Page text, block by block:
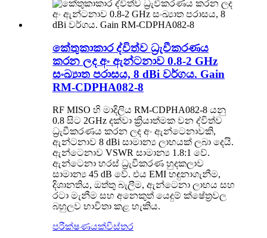
කේතුකාකාර ද්විත්ව ධ්‍රැවීකරණය
කරන ලද අං ඇන්ටනාව 0.8-2 GHz
සංඛ්‍යාත පරාසය, 8 dBi වර්ගය. Gain
RM-CDPHA082-8
RF MISO හි මාදිලිය RM-CDPHA082-8 යනු
0.8 සිට 2GHz දක්වා ක්‍රියාත්මක වන ද්විත්ව
ධ්‍රැවීකරණය කරන ලද අං ඇන්ටෙනාවකි,
ඇන්ටනාව 8 dBi සාමාන්‍ය ලාභයක් ලබා දෙයි.
ඇන්ටෙනාව VSWR සාමාන්‍ය 1.8:1 වේ.
ඇන්ටෙනා හරස් ධ්‍රැවීකරණ හුදකලාව
සාමාන්‍ය 45 dB වේ. එය EMI හඳුනාගැනීම,
දිශානතිය, ඔත්තු බැලීම, ඇන්ටෙනා ලාභය සහ
රටා මැනීම සහ අනෙකුත් යෙදුම් ක්ෂේත්‍රවල
බහුලව භාවිතා කළ හැකිය.
පරීක්ෂණයක්විස්තර